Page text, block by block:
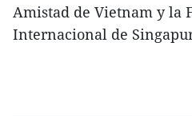
Amistad de Vietnam y la
Internacional de